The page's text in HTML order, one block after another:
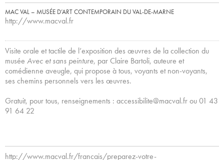
MAC VAL – MUSÉE D’ART CONTEMPORAIN DU VAL-DE-MARNE
http://www.macval.fr
Visite orale et tactile de l’exposition des œuvres de la collection du
musée Avec et sans peinture, par Claire Bartoli, auteure et
comédienne aveugle, qui propose à tous, voyants et non-voyants,
ses chemins personnels vers les œuvres.
Gratuit, pour tous, renseignements : accessibilite@macval.fr ou 01 43
91 64 22
http://www.macval.fr/francais/preparez-votre-